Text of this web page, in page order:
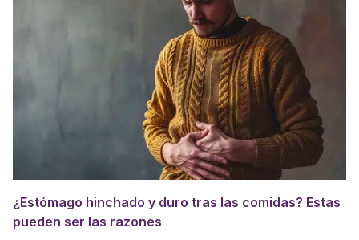
¿Estómago hinchado y duro tras las comidas? Estas
pueden ser las razones